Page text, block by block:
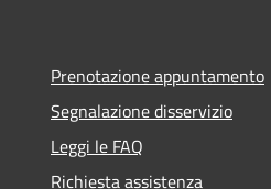
Prenotazione appuntamento
Segnalazione disservizio
Leggi le FAQ
Richiesta assistenza